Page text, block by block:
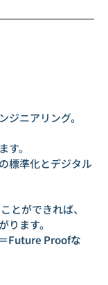
ニアリング。
す。
標準化とデジタル
とができれば、
ります。
Future Proofな